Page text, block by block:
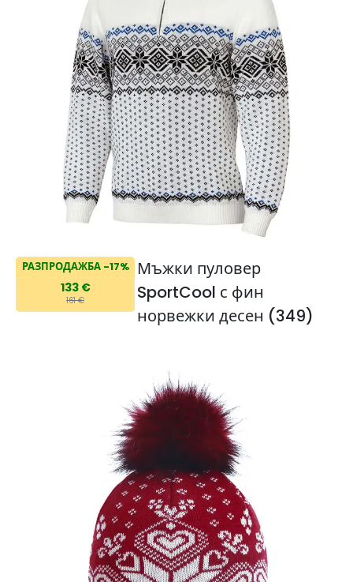
РАЗПРОДАЖБА -17%
133 €
161 €
Мъжки пуловер
SportCool с фин
норвежки десен (349)